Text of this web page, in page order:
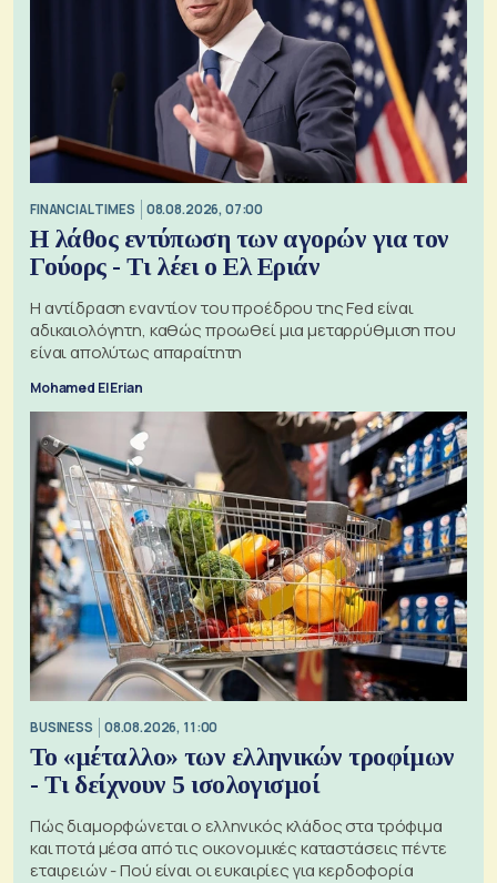
FINANCIAL TIMES 08.08.2026, 07:00
Η λάθος εντύπωση των αγορών για τον
Γούορς - Τι λέει ο Ελ Εριάν
Η αντίδραση εναντίον του προέδρου της Fed είναι
αδικαιολόγητη, καθώς προωθεί μια μεταρρύθμιση που
είναι απολύτως απαραίτητη
Mohamed El Erian
BUSINESS 08.08.2026, 11:00
Το «μέταλλο» των ελληνικών τροφίμων
- Τι δείχνουν 5 ισολογισμοί
Πώς διαμορφώνεται ο ελληνικός κλάδος στα τρόφιμα
και ποτά μέσα από τις οικονομικές καταστάσεις πέντε
εταιρειών - Πού είναι οι ευκαιρίες για κερδοφορία